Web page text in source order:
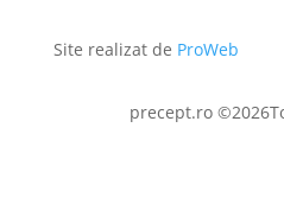
Site realizat de ProWeb
precept.ro